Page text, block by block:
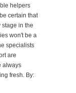
helpers
certain that
in the
won't be a
specialists
are
always
fresh. By: